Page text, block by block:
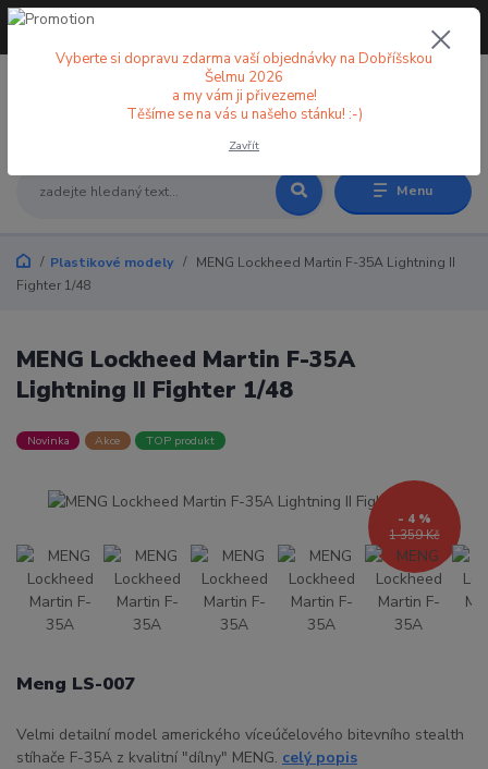
Menu
+420 773 998 582
Plastikové modely
MENG Lockheed Martin F-35A Lightning II
Fighter 1/48
MENG Lockheed Martin F-35A
Lightning II Fighter 1/48
Novinka Akce TOP produkt
1 359 Kč
- 4 %
Meng LS-007
Velmi detailní model amerického víceúčelového bitevního stealth
stíhače F-35A z kvalitní "dílny" MENG. celý popis
Vyberte si dopravu zdarma vaší objednávky na Dobříšskou
Šelmu 2026
a my vám ji přivezeme!
Těšíme se na vás u našeho stánku! :-)
Zavřít